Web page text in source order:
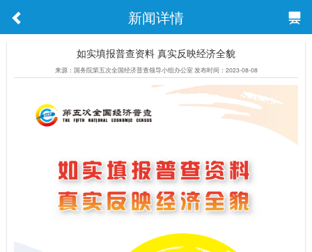
新闻详情
如实填报普查资料 真实反映经济全貌
来源：国务院第五次全国经济普查领导小组办公室 发布时间：2023-08-08